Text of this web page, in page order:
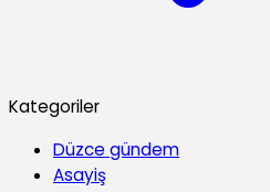
Kategoriler
Düzce gündem
Asayiş